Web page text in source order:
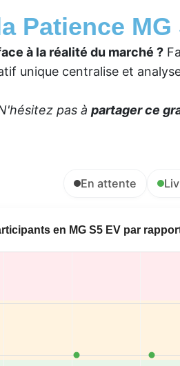
Patience MG
à la réalité du marché ?
unique centralise et
pas à partager ce
En attente
en MG S5 EV par